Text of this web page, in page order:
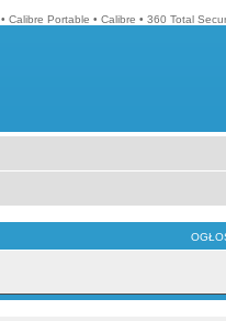
• Calibre Portable • Calibre • 360 Total